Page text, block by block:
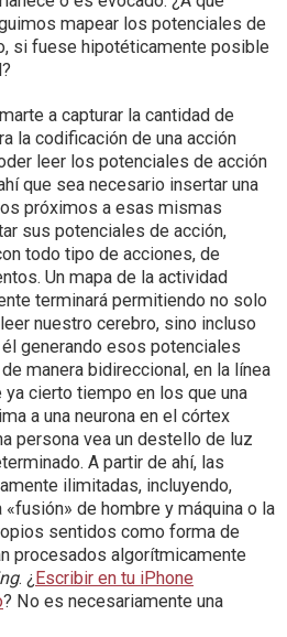
mapear los potenciales de
si fuese hipotéticamente posible
a capturar la cantidad de
la codificación de una acción
leer los potenciales de acción
que sea necesario insertar una
próximos a esas mismas
sus potenciales de acción,
todo tipo de acciones, de
Un mapa de la actividad
terminará permitiendo no solo
nuestro cerebro, sino incluso
generando esos potenciales
manera bidireccional, en la línea
cierto tiempo en los que una
a una neurona en el córtex
persona vea un destello de luz
A partir de ahí, las
ilimitadas, incluyendo,
de hombre y máquina o la
sentidos como forma de
procesados algorítmicamente
. ¿ Escribir en tu iPhone
? No es necesariamente una